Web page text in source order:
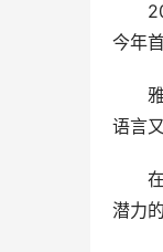
今年
雅
语言
在
潜力